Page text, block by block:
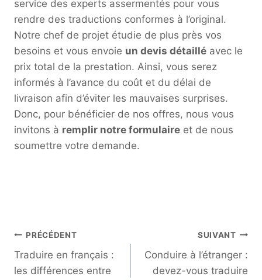
service des experts assermentés pour vous
rendre des traductions conformes à l’original.
Notre chef de projet étudie de plus près vos
besoins et vous envoie un devis détaillé avec le
prix total de la prestation. Ainsi, vous serez
informés à l’avance du coût et du délai de
livraison afin d’éviter les mauvaises surprises.
Donc, pour bénéficier de nos offres, nous vous
invitons à remplir notre formulaire et de nous
soumettre votre demande.
Navigation
de
l’article
PRÉCÉDENT
Traduire en français :
les différences entre
SUIVANT
Conduire à l’étranger :
devez-vous traduire